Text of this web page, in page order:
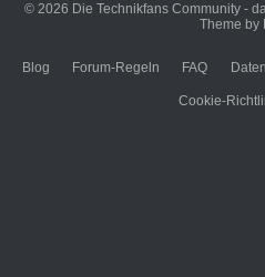
© 2026 Die Technikfans Community -
Theme by
Blog Forum-Regeln FAQ
Cookie-